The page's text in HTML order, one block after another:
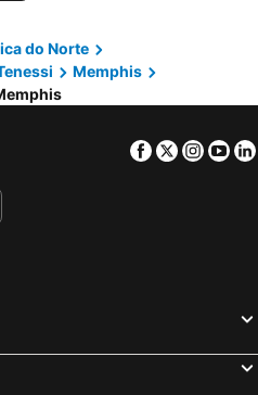
do Norte
Memphis
Facebook
Twitter